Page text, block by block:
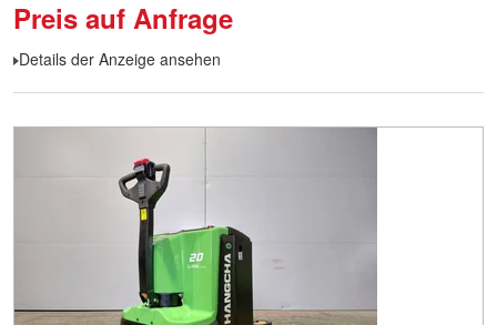
Preis auf Anfrage
Details der Anzeige ansehen